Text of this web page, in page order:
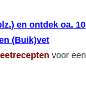
en ontdek oa. 10
(Buik)vet
voor een